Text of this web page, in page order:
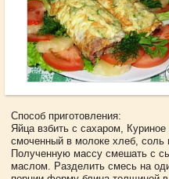
Способ приготовления:
Яйца взбить с сахаром,
смоченный в молоке хлеб, соль
Полученную массу смешать с
маслом. Разделить смесь на